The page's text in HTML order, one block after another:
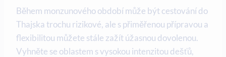
Během monzunového období může být cestování do
Thajska trochu rizikové, ale s přiměřenou přípravou a
flexibilitou můžete stále zažít úžasnou dovolenou.
Vyhněte se oblastem s vysokou intenzitou dešťů,